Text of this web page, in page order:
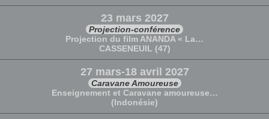
23 mars 2027
Projection-conférence
Projection du film ANANDA « La…
CASSENEUIL (47)
27 mars-18 avril 2027
Caravane Amoureuse
Enseignement et Caravane amoureuse…
(Indonésie)